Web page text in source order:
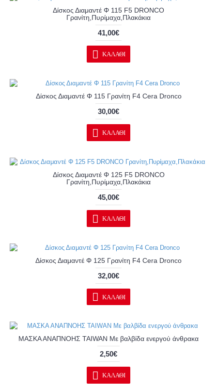
Δίσκος Διαμαντέ Φ 115 F5 DRONCO
Γρανίτη,Πυρίμαχα,Πλακάκια
41,00€
ΚΑΛΆΘΙ
Δίσκος Διαμαντέ Φ 115 Γρανίτη F4 Cera Dronco
30,00€
ΚΑΛΆΘΙ
Δίσκος Διαμαντέ Φ 125 F5 DRONCO
Γρανίτη,Πυρίμαχα,Πλακάκια
45,00€
ΚΑΛΆΘΙ
Δίσκος Διαμαντέ Φ 125 Γρανίτη F4 Cera Dronco
32,00€
ΚΑΛΆΘΙ
ΜΑΣΚΑ ΑΝΑΠΝΟΗΣ ΤΑΙWAN Με βαλβίδα ενεργού άνθρακα
2,50€
ΚΑΛΆΘΙ